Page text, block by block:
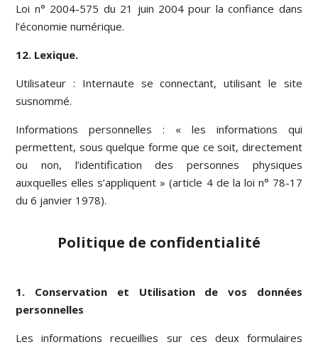
Loi n° 2004-575 du 21 juin 2004 pour la confiance dans
l’économie numérique.
12. Lexique.
Utilisateur : Internaute se connectant, utilisant le site
susnommé.
Informations personnelles : « les informations qui
permettent, sous quelque forme que ce soit, directement
ou non, l’identification des personnes physiques
auxquelles elles s’appliquent » (article 4 de la loi n° 78-17
du 6 janvier 1978).
Politique de confidentialité
1. Conservation et Utilisation de vos données
personnelles
Les informations recueillies sur ces deux formulaires